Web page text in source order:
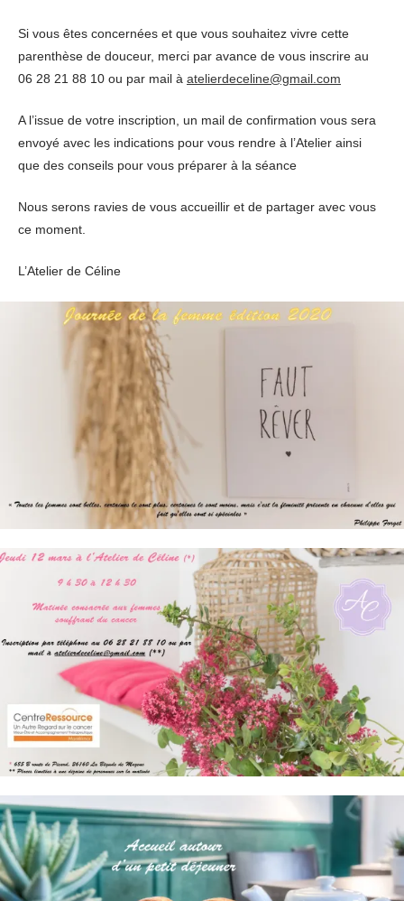
Si vous êtes concernées et que vous souhaitez vivre cette
parenthèse de douceur, merci par avance de vous inscrire au
06 28 21 88 10 ou par mail à atelierdeceline@gmail.com
A l’issue de votre inscription, un mail de confirmation vous sera
envoyé avec les indications pour vous rendre à l’Atelier ainsi
que des conseils pour vous préparer à la séance
Nous serons ravies de vous accueillir et de partager avec vous
ce moment.
L’Atelier de Céline